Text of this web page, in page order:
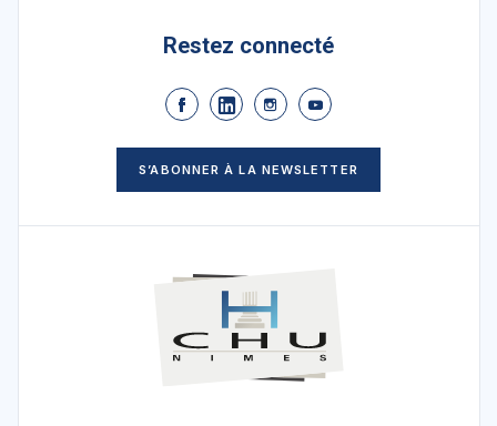
Restez connecté
S’ABONNER À LA NEWSLETTER